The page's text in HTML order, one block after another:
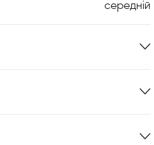
середній